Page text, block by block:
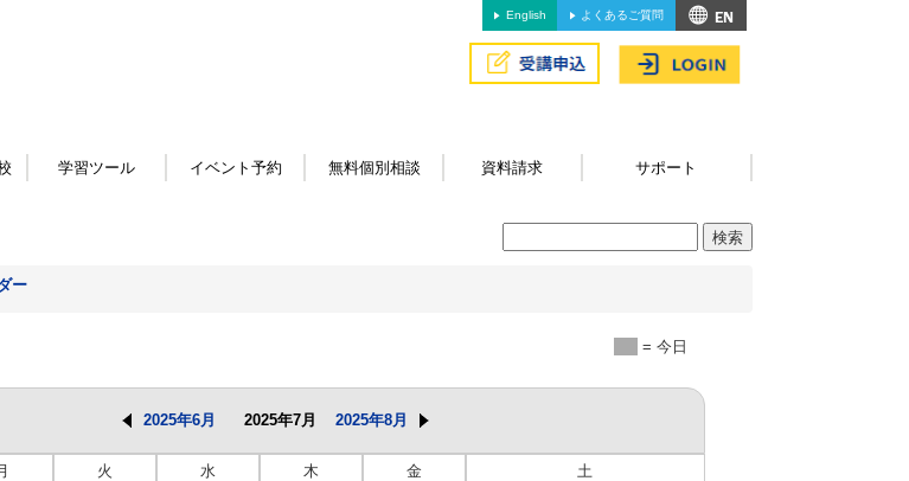
English よくあるご質問
学習ツール イベント予約 無料個別相談 資料請求 サポート
ー
= 今日
2025年6月 2025年7月 2025年8月
火 水 木 金
土